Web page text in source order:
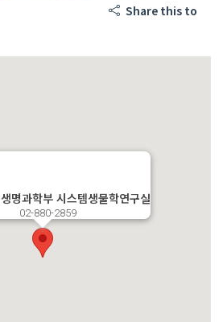
Share this to
명과학부 시스템생물학연구실
02-880-2859